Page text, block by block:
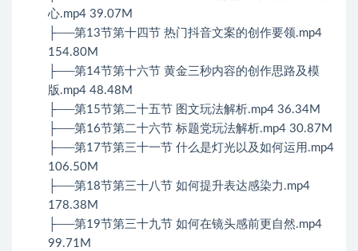
心.mp4 39.07M
├──第13节第十四节 热门抖音文案的创作要领.mp4
154.80M
├──第14节第十六节 黄金三秒内容的创作思路及模
版.mp4 48.48M
├──第15节第二十五节 图文玩法解析.mp4 36.34M
├──第16节第二十六节 标题党玩法解析.mp4 30.87M
├──第17节第三十一节 什么是灯光以及如何运用.mp4
106.50M
├──第18节第三十八节 如何提升表达感染力.mp4
178.38M
├──第19节第三十九节 如何在镜头感前更自然.mp4
99.71M